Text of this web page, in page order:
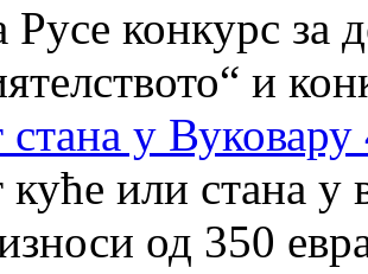
конкурс за
и
стана у Вуковару
куће или стана у
од 350